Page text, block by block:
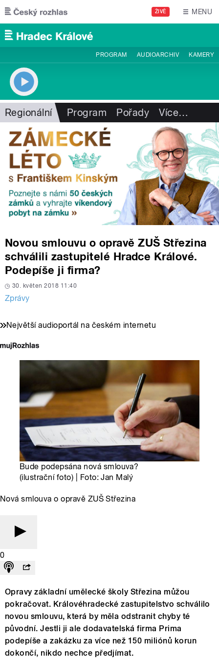
Přejít k hlavnímu obsahu
ŽIVĚ MENU
PROGRAM AUDIOARCHIV KAMERY
Regionální Program Pořady Více…
Novou smlouvu o opravě ZUŠ Střezina
schválili zastupitelé Hradce Králové.
Podepíše ji firma?
30. květen 2018 11:40
Zprávy
Největší audioportál na českém internetu
Bude podepsána nová smlouva?
(ilustrační foto) | Foto: Jan Malý
Nová smlouva o opravě ZUŠ Střezina
0
Opravy základní umělecké školy Střezina můžou
pokračovat. Královéhradecké zastupitelstvo schválilo
novou smlouvu, která by měla odstranit chyby té
původní. Jestli ji ale dodavatelská firma Prima
podepíše a zakázku za více než 150 miliónů korun
dokončí, nikdo nechce předjímat.